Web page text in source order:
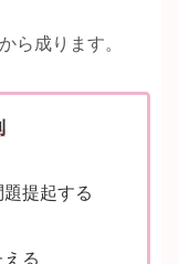
ら成ります。
提起する
る